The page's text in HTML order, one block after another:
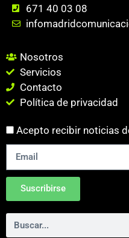
671 40 03 08
Nosotros
Servicios
Contacto
Política de privacidad
Acepto recibir noticias
Suscribirse